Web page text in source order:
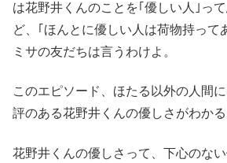
は花野井くんのことを｢優しい人｣っ
ど、｢ほんとに優しい人は荷物持って
ミサの友だちは言うわけよ。
このエピソード、ほたる以外の人間
評のある花野井くんの優しさがわかる
花野井くんの優しさって、下心のない